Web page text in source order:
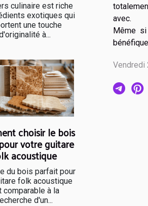
culinaire est riche
exotiques qui
une touche
à...
choisir le bois
votre guitare
acoustique
du bois parfait pour
folk acoustique
comparable à la
d'un...
avec.
Même
Vendredi